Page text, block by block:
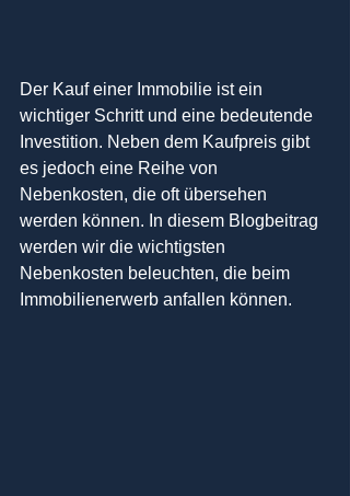
Der Kauf einer Immobilie ist ein
wichtiger Schritt und eine bedeutende
Investition. Neben dem Kaufpreis gibt
es jedoch eine Reihe von
Nebenkosten, die oft übersehen
werden können. In diesem Blogbeitrag
werden wir die wichtigsten
Nebenkosten beleuchten, die beim
Immobilienerwerb anfallen können.